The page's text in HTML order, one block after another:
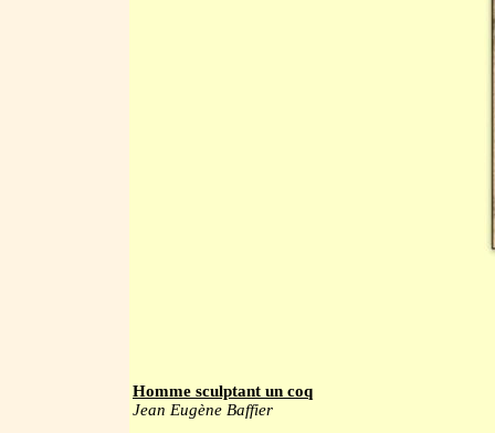
Homme sculptant un coq
Jean Eugène Baffier